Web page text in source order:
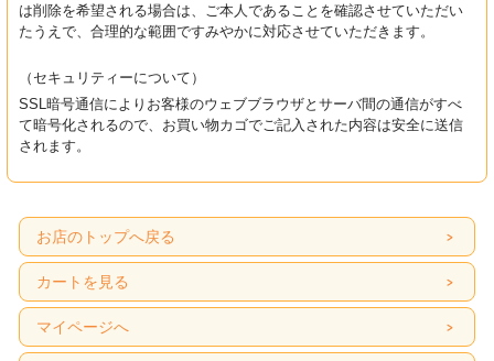
は削除を希望される場合は、ご本人であることを確認させていただい
たうえで、合理的な範囲ですみやかに対応させていただきます。
（セキュリティーについて）
SSL暗号通信によりお客様のウェブブラウザとサーバ間の通信がすべ
て暗号化されるので、お買い物カゴでご記入された内容は安全に送信
されます。
お店のトップへ戻る
カートを見る
マイページへ